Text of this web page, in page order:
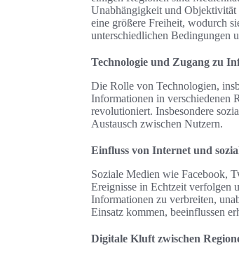
Unabhängigkeit und Objektivität
eine größere Freiheit, wodurch
unterschiedlichen Bedingungen
Technologie und Zugang zu
Die Rolle von Technologien,
Informationen in verschiedenen
revolutioniert. Insbesondere
Austausch zwischen Nutzern.
Einfluss von Internet und
Soziale Medien wie Facebook,
Ereignisse in Echtzeit verfolgen
Informationen zu verbreiten,
Einsatz kommen, beeinflussen
Digitale Kluft zwischen